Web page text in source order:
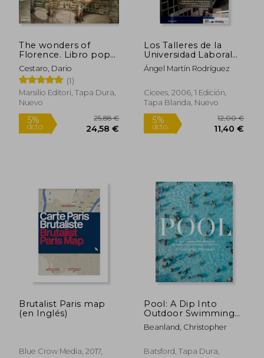
5%
dcto. 35,62 €
5%
dcto. 68,29
The wonders of
Florence. Libro pop-
up. Ediz. illustrata
(Libri illustrati) (en
Inglés)
Cestaro, Dario
(1)
Marsilio Editori, Tapa Dura,
Nuevo
24,58 €
Los Talleres de la
Universidad Laboral
de Gijón
Ángel Martín Rodríguez
Cicees, 2006, 1 Edición,
Tapa Blanda, Nuevo
Brutalist Paris map
(en Inglés)
Blue Crow Media, 2017,
Pool: A Dip Into
Outdoor Swimming
Pools: The History,
Design and People
Inglés)
Beanland, Christopher
Batsford, Tapa Dura,